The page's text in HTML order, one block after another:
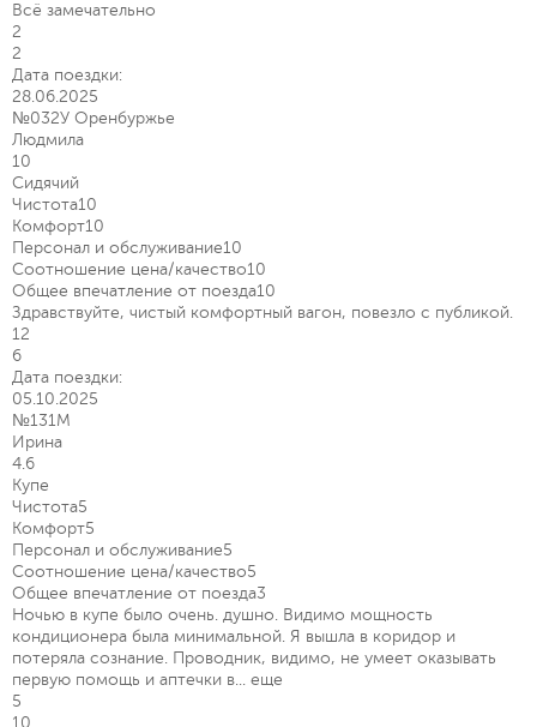
Всё замечательно
2
2
Дата поездки:
28.06.2025
№032У Оренбуржье
Людмила
10
Сидячий
Чистота10
Комфорт10
Персонал и обслуживание10
Соотношение цена/качество10
Общее впечатление от поезда10
Здравствуйте, чистый комфортный вагон, повезло с публикой.
12
6
Дата поездки:
05.10.2025
№131М
Ирина
4.6
Купе
Чистота5
Комфорт5
Персонал и обслуживание5
Соотношение цена/качество5
Общее впечатление от поезда3
Ночью в купе было очень. душно. Видимо мощность
кондиционера была минимальной. Я вышла в коридор и
потеряла сознание. Проводник, видимо, не умеет оказывать
первую помощь и аптечки в... еще
5
10